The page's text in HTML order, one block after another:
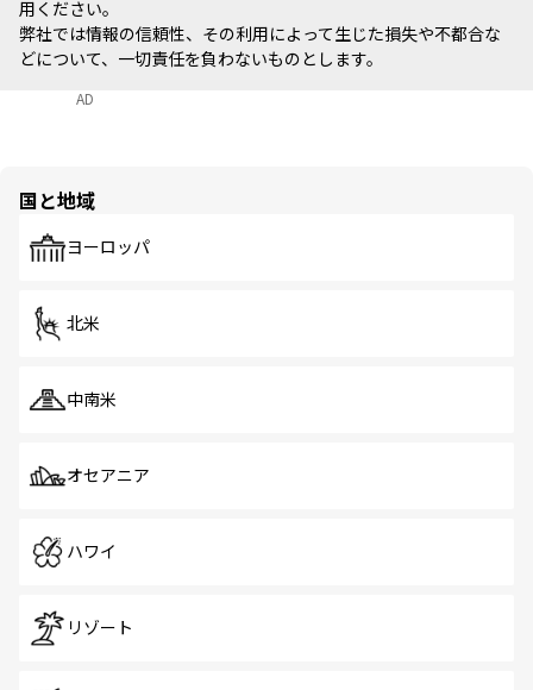
用ください。
弊社では情報の信頼性、その利用によって生じた損失や不都合な
どについて、一切責任を負わないものとします。
AD
国と地域
ヨーロッパ
北米
中南米
オセアニア
ハワイ
リゾート